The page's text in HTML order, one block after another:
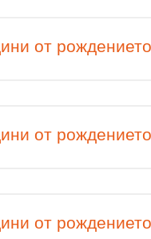
от
от
от